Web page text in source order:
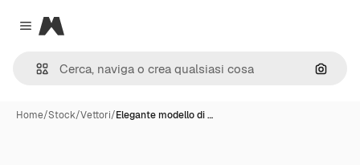
Close menu
Magnific
Cerca
Home/Stock/Vettori/Elegante modello di …